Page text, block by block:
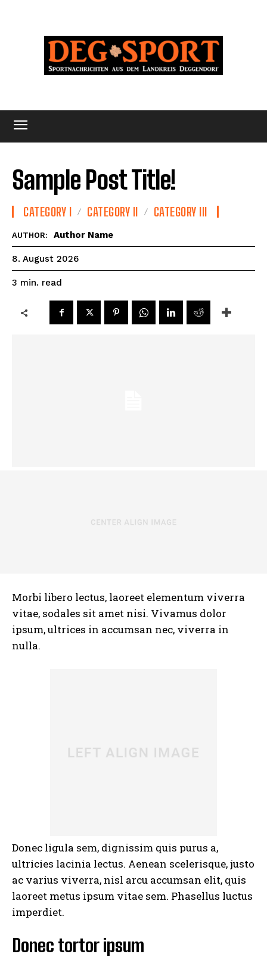
Sample Post Title!
CATEGORY I CATEGORY II CATEGORY III
AUTHOR: Author Name
8. August 2026
3 min. read
Morbi libero lectus, laoreet elementum viverra
vitae, sodales sit amet nisi. Vivamus dolor
ipsum, ultrices in accumsan nec, viverra in
nulla.
Donec ligula sem, dignissim quis purus a,
ultricies lacinia lectus. Aenean scelerisque, justo
ac varius viverra, nisl arcu accumsan elit, quis
laoreet metus ipsum vitae sem. Phasellus luctus
imperdiet.
Donec tortor ipsum